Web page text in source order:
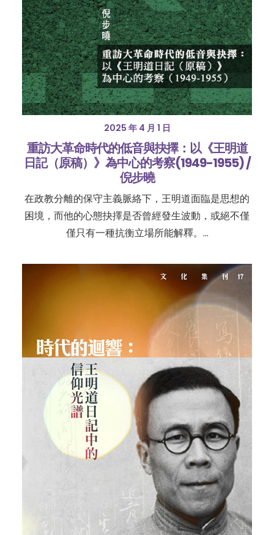
2025 年 4 月 1 日
重訪大革命時代的低音與抉擇：以《王明道
日記（原稿）》為中心的考察(1949-1955) /
倪步曉
在政教分離的保守主義脈絡下，王明道面臨是思想的
困境，而他的心態抉擇是否曾經發生波動，或絕不僅
僅只有一種抗衡立場所能解釋。…